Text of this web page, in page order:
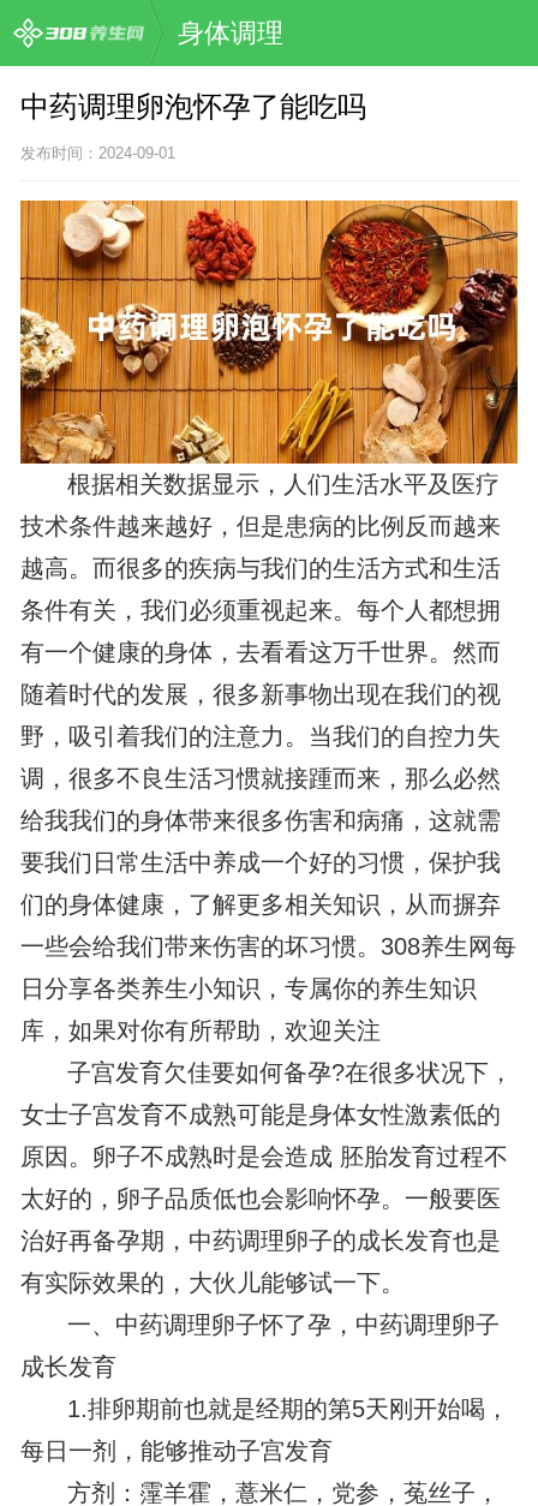
身体调理
中药调理卵泡怀孕了能吃吗
发布时间：2024-09-01
根据相关数据显示，人们生活水平及医疗
技术条件越来越好，但是患病的比例反而越来
越高。而很多的疾病与我们的生活方式和生活
条件有关，我们必须重视起来。每个人都想拥
有一个健康的身体，去看看这万千世界。然而
随着时代的发展，很多新事物出现在我们的视
野，吸引着我们的注意力。当我们的自控力失
调，很多不良生活习惯就接踵而来，那么必然
给我我们的身体带来很多伤害和病痛，这就需
要我们日常生活中养成一个好的习惯，保护我
们的身体健康，了解更多相关知识，从而摒弃
一些会给我们带来伤害的坏习惯。308养生网每
日分享各类养生小知识，专属你的养生知识
库，如果对你有所帮助，欢迎关注
子宫发育欠佳要如何备孕?在很多状况下，
女士子宫发育不成熟可能是身体女性激素低的
原因。卵子不成熟时是会造成 胚胎发育过程不
太好的，卵子品质低也会影响怀孕。一般要医
治好再备孕期，中药调理卵子的成长发育也是
有实际效果的，大伙儿能够试一下。
一、中药调理卵子怀了孕，中药调理卵子
成长发育
1.排卵期前也就是经期的第5天刚开始喝，
每日一剂，能够推动子宫发育
方剂：霪羊霍，薏米仁，党参，菟丝子，